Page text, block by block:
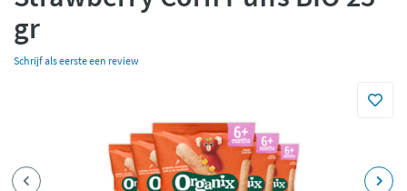
gr
Schrijf als eerste een review